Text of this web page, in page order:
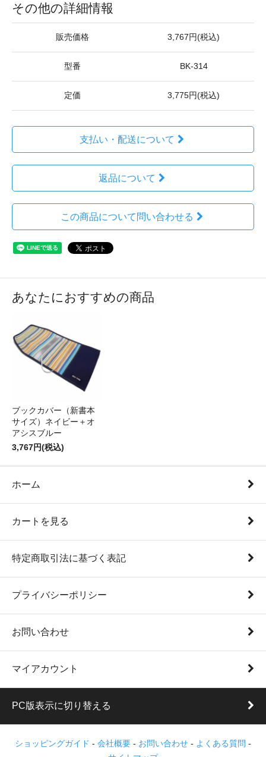
その他の詳細情報
販売価格 3,767円(税込)
型番 BK-314
定価 3,775円(税込)
支払い・配送について
返品について
この商品について問い合わせる
あなたにおすすめの商品
ブックカバー（新書本
サイズ）ネイビー＋オ
アシスブルー
3,767円(税込)
ホーム
カートを見る
特定商取引法に基づく表記
プライバシーポリシー
お問い合わせ
マイアカウント
PC版表示に切り替える
ショッピングガイド - 会社概要 - お問い合わせ - よくある質問 -